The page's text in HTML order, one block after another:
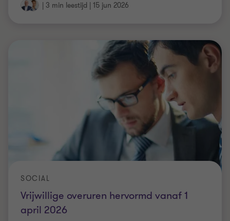
| 3 min leestijd | 15 jun 2026
Vrijwillige overuren hervormd vanaf 1
april 2026
SOCIAL